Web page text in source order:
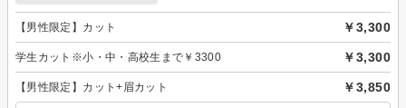
【男性限定】カット ￥3,300
学生カット※小・中・高校生まで￥3300 ￥3,300
【男性限定】カット+眉カット ￥3,850